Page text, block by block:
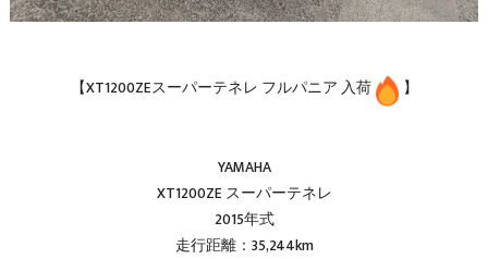
【XT1200ZEスーパーテネレ フルパニア 入荷 】
YAMAHA
XT1200ZE スーパーテネレ
2015年式
走行距離：35,244km